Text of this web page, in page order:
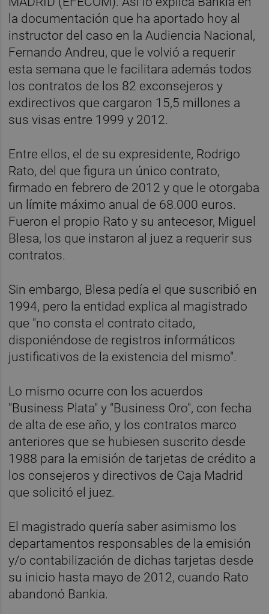
la documentación que ha aportado hoy al
instructor del caso en la Audiencia Nacional,
Fernando Andreu, que le volvió a requerir
esta semana que le facilitara además todos
los contratos de los 82 exconsejeros y
exdirectivos que cargaron 15,5 millones a
sus visas entre 1999 y 2012.
Entre ellos, el de su expresidente, Rodrigo
Rato, del que figura un único contrato,
firmado en febrero de 2012 y que le otorgaba
un límite máximo anual de 68.000 euros.
Fueron el propio Rato y su antecesor, Miguel
Blesa, los que instaron al juez a requerir sus
contratos.
Sin embargo, Blesa pedía el que suscribió en
1994, pero la entidad explica al magistrado
que "no consta el contrato citado,
disponiéndose de registros informáticos
justificativos de la existencia del mismo".
Lo mismo ocurre con los acuerdos
"Business Plata" y "Business Oro", con fecha
de alta de ese año, y los contratos marco
anteriores que se hubiesen suscrito desde
1988 para la emisión de tarjetas de crédito a
los consejeros y directivos de Caja Madrid
que solicitó el juez.
El magistrado quería saber asimismo los
departamentos responsables de la emisión
y/o contabilización de dichas tarjetas desde
su inicio hasta mayo de 2012, cuando Rato
abandonó Bankia.